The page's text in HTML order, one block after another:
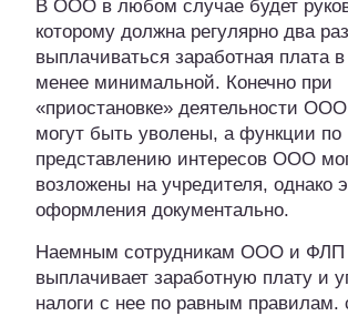
В ООО в любом случае будет
которому должна регулярно два
выплачиваться заработная плата
менее минимальной. Конечно при
«приостановке» деятельности
могут быть уволены, а функции по
представлению интересов ООО
возложены на учредителя, однако
оформления документально.
Наемным сотрудникам ООО и ФЛП
выплачивает заработную плату и
налоги с нее по равным правилам.